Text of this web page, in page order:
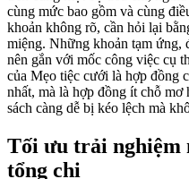
cùng mức bao gồm và cùng
khoản không rõ, cần hỏi lại
miệng. Những khoản tạm ứng,
nên gắn với mốc công việc cụ
của Mẹo tiệc cưới là hợp đồng
nhất, mà là hợp đồng ít chỗ mơ
sách càng dễ bị kéo lệch mà
Tối ưu trải nghiệm
tổng chi